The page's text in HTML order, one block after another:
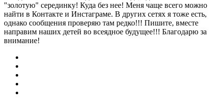
"золотую" серединку! Куда без нее! Меня чаще всего можно
найти в Контакте и Инстаграме. В других сетях я тоже есть,
однако сообщения проверяю там редко!!! Пишите, вместе
направим наших детей во всеядное будущее!!! Благодарю за
внимание!